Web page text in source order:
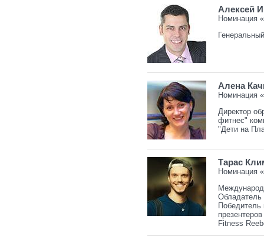
Алексей
Номинация
Алена
Номинация
Директор
фитнес"
"Дети на
Тарас
Номинация
Обладатель
Победитель
Fitness